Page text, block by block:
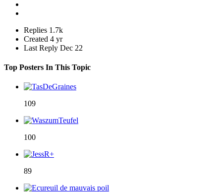
Replies 1.7k
Created 4 yr
Last Reply Dec 22
Top Posters In This Topic
109
100
89